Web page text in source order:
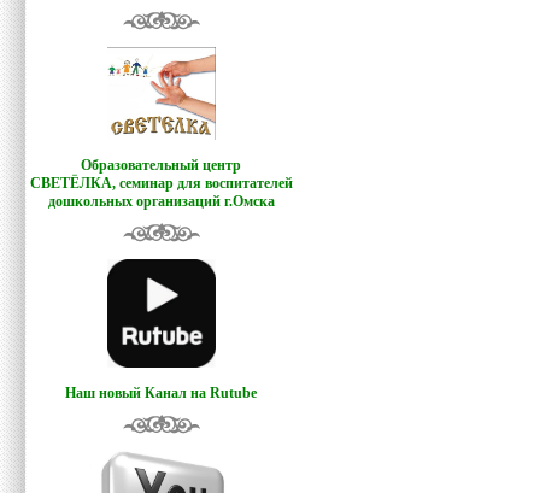
Образовательный центр
СВЕТЁЛКА, семинар для воспитателей
дошкольных организаций г.Омска
Наш новый Канал на Rutube